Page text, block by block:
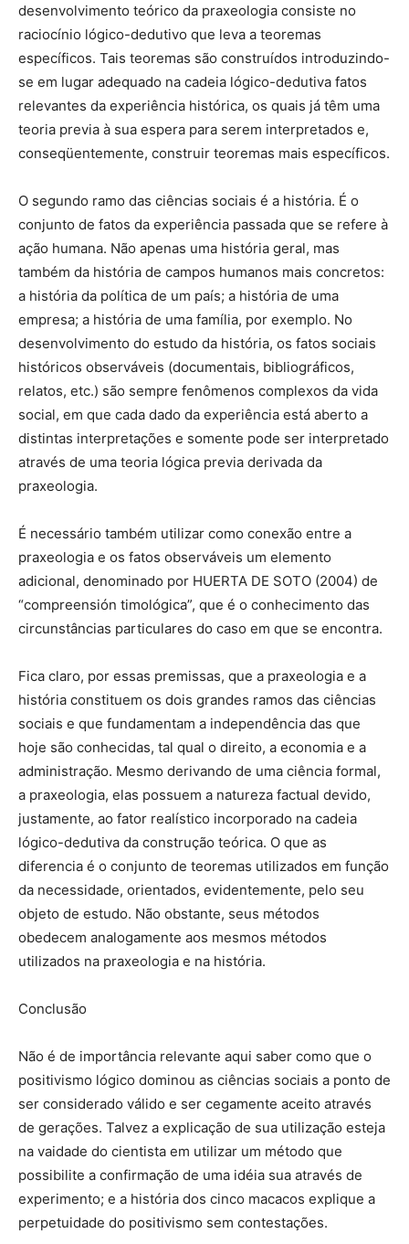
desenvolvimento teórico da praxeologia consiste no
raciocínio lógico-dedutivo que leva a teoremas
específicos. Tais teoremas são construídos introduzindo-
se em lugar adequado na cadeia lógico-dedutiva fatos
relevantes da experiência histórica, os quais já têm uma
teoria previa à sua espera para serem interpretados e,
conseqüentemente, construir teoremas mais específicos.
O segundo ramo das ciências sociais é a história. É o
conjunto de fatos da experiência passada que se refere à
ação humana. Não apenas uma história geral, mas
também da história de campos humanos mais concretos:
a história da política de um país; a história de uma
empresa; a história de uma família, por exemplo. No
desenvolvimento do estudo da história, os fatos sociais
históricos observáveis (documentais, bibliográficos,
relatos, etc.) são sempre fenômenos complexos da vida
social, em que cada dado da experiência está aberto a
distintas interpretações e somente pode ser interpretado
através de uma teoria lógica previa derivada da
praxeologia.
É necessário também utilizar como conexão entre a
praxeologia e os fatos observáveis um elemento
adicional, denominado por HUERTA DE SOTO (2004) de
“compreensión timológica”, que é o conhecimento das
circunstâncias particulares do caso em que se encontra.
Fica claro, por essas premissas, que a praxeologia e a
história constituem os dois grandes ramos das ciências
sociais e que fundamentam a independência das que
hoje são conhecidas, tal qual o direito, a economia e a
administração. Mesmo derivando de uma ciência formal,
a praxeologia, elas possuem a natureza factual devido,
justamente, ao fator realístico incorporado na cadeia
lógico-dedutiva da construção teórica. O que as
diferencia é o conjunto de teoremas utilizados em função
da necessidade, orientados, evidentemente, pelo seu
objeto de estudo. Não obstante, seus métodos
obedecem analogamente aos mesmos métodos
utilizados na praxeologia e na história.
Conclusão
Não é de importância relevante aqui saber como que o
positivismo lógico dominou as ciências sociais a ponto de
ser considerado válido e ser cegamente aceito através
de gerações. Talvez a explicação de sua utilização esteja
na vaidade do cientista em utilizar um método que
possibilite a confirmação de uma idéia sua através de
experimento; e a história dos cinco macacos explique a
perpetuidade do positivismo sem contestações.